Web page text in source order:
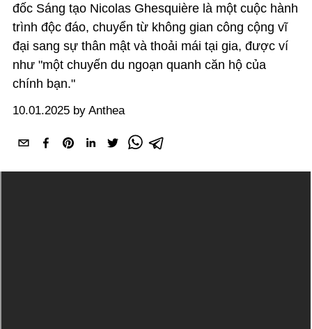
đốc Sáng tạo Nicolas Ghesquière là một cuộc hành
trình độc đáo, chuyển từ không gian công cộng vĩ
đại sang sự thân mật và thoải mái tại gia, được ví
như "một chuyến du ngoạn quanh căn hộ của
chính bạn."
10.01.2025 by Anthea